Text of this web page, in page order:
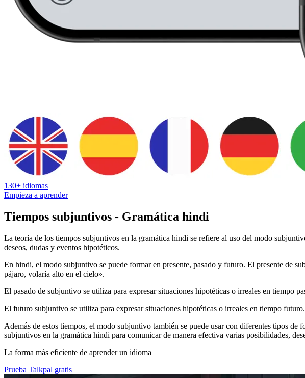
130+ idiomas
Empieza a aprender
Tiempos subjuntivos - Gramática hindi
La teoría de los tiempos subjuntivos en la gramática hindi se refiere al uso del modo
deseos, dudas y eventos hipotéticos.
En hindi, el modo subjuntivo se puede formar en presente, pasado y futuro. El presente de
pájaro, volaría alto en el cielo».
El pasado de subjuntivo se utiliza para expresar situaciones hipotéticas o irreales en tiempo
El futuro subjuntivo se utiliza para expresar situaciones hipotéticas o irreales en tiempo
Además de estos tiempos, el modo subjuntivo también se puede usar con diferentes tipos
subjuntivos en la gramática hindi para comunicar de manera efectiva varias posibilidades,
La forma más eficiente de aprender un idioma
Prueba Talkpal gratis